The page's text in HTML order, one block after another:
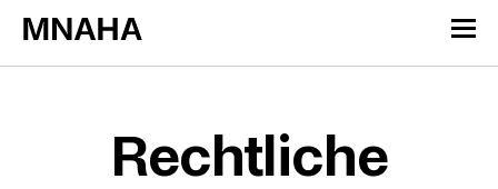
Rechtliche